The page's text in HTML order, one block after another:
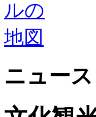
ニュース